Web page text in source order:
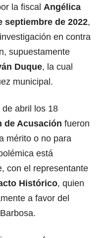
la fiscal Angélica
septiembre de 2022,
en contra
supuestamente
Duque, la cual
municipal.
abril los 18
de Acusación fueron
mérito o no para
está
con el representante
Histórico, quien
a favor del